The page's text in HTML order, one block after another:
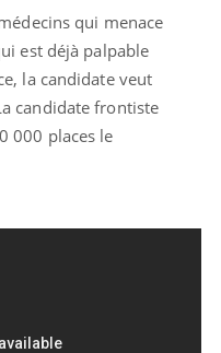
qui menace
est déjà palpable
la candidate veut
candidate frontiste
000 places le